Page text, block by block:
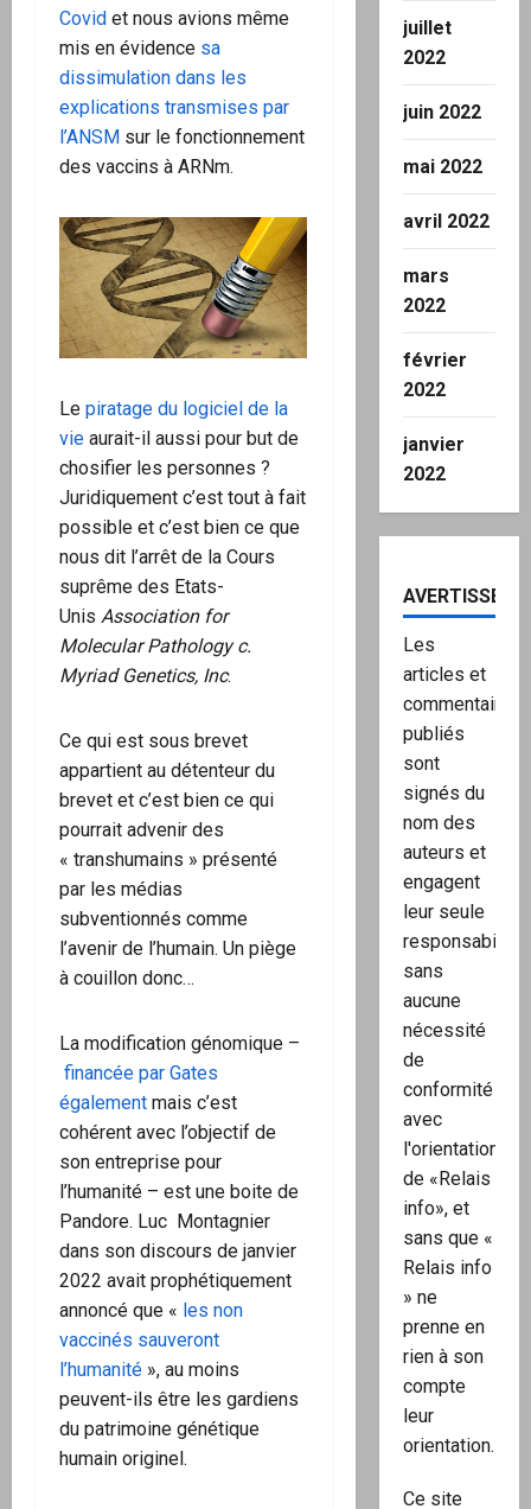
Covid et nous avions même
mis en évidence sa
dissimulation dans les
explications transmises par
l’ANSM sur le fonctionnement
des vaccins à ARNm.
Le piratage du logiciel de la
vie aurait-il aussi pour but de
chosifier les personnes ?
Juridiquement c’est tout à fait
possible et c’est bien ce que
nous dit l’arrêt de la Cours
suprême des Etats-
Unis Association for
Molecular Pathology c.
Myriad Genetics, Inc.
Ce qui est sous brevet
appartient au détenteur du
brevet et c’est bien ce qui
pourrait advenir des
« transhumains » présenté
par les médias
subventionnés comme
l’avenir de l’humain. Un piège
à couillon donc…
La modification génomique –
financée par Gates
également mais c’est
cohérent avec l’objectif de
son entreprise pour
l’humanité – est une boite de
Pandore. Luc Montagnier
dans son discours de janvier
2022 avait prophétiquement
annoncé que « les non
vaccinés sauveront
l’humanité », au moins
peuvent-ils être les gardiens
du patrimoine génétique
humain originel.
juillet
2022
juin 2022
mai 2022
avril 2022
mars
2022
février
2022
janvier
2022
Les
articles et
commentaires
publiés
sont
signés du
nom des
auteurs et
engagent
leur seule
responsabilité,
sans
aucune
nécessité
de
conformité
avec
l'orientation
de «Relais
info», et
sans que «
Relais info
» ne
prenne en
rien à son
compte
leur
orientation.
Ce site